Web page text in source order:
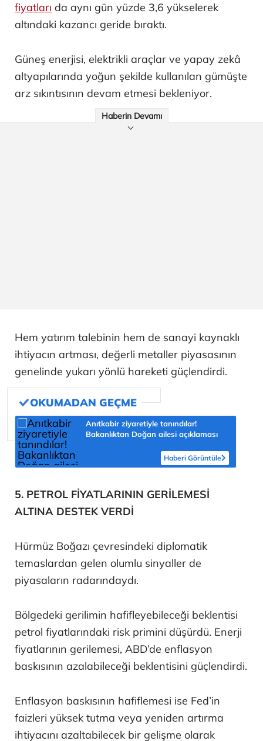
fiyatları da aynı gün yüzde 3,6 yükselerek
altındaki kazancı geride bıraktı.
Güneş enerjisi, elektrikli araçlar ve yapay zekâ
altyapılarında yoğun şekilde kullanılan gümüşte
arz sıkıntısının devam etmesi bekleniyor.
Haberin Devamı
Hem yatırım talebinin hem de sanayi kaynaklı
ihtiyacın artması, değerli metaller piyasasının
genelinde yukarı yönlü hareketi güçlendirdi.
Anıtkabir ziyaretiyle tanındılar!
Bakanlıktan Doğan ailesi açıklaması
Haberi Görüntüle
5. PETROL FİYATLARININ GERİLEMESİ
ALTINA DESTEK VERDİ
Hürmüz Boğazı çevresindeki diplomatik
temaslardan gelen olumlu sinyaller de
piyasaların radarındaydı.
Bölgedeki gerilimin hafifleyebileceği beklentisi
petrol fiyatlarındaki risk primini düşürdü. Enerji
fiyatlarının gerilemesi, ABD’de enflasyon
baskısının azalabileceği beklentisini güçlendirdi.
Enflasyon baskısının hafiflemesi ise Fed’in
faizleri yüksek tutma veya yeniden artırma
ihtiyacını azaltabilecek bir gelişme olarak